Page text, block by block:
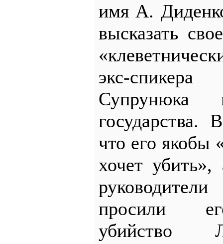
имя А.
высказать
экс-
государства.
что его якобы
хочет
просили
убийство